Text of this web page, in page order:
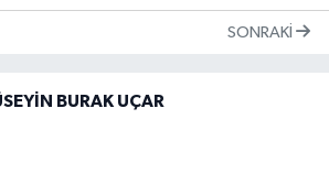
SONRAKI
BURAK UÇAR